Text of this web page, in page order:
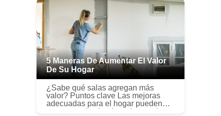
5 Maneras De Aumentar El Valor
De Su Hogar
¿Sabe qué salas agregan más
valor? Puntos clave Las mejoras
adecuadas para el hogar pueden
aumentar el valor de su hogar sin